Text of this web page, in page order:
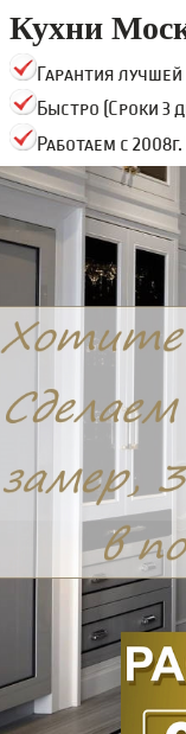
Кухни
Гарантия
Быстро (Сроки 3
Работаем с 2008г.